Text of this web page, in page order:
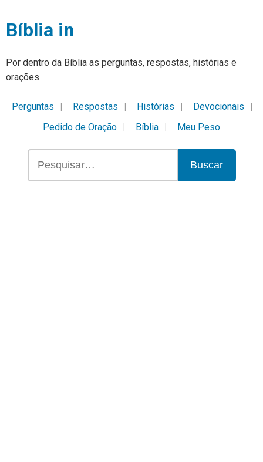
Bíblia in
Por dentro da Bíblia as perguntas, respostas, histórias e
orações
Perguntas Respostas Histórias
Devocionais
Pedido de Oração
Bíblia Meu Peso
Buscar